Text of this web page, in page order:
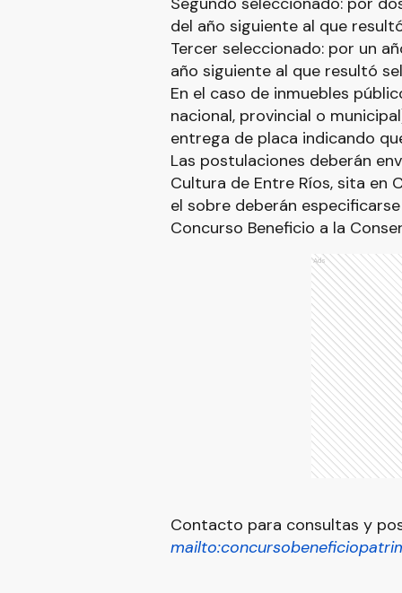
del año siguiente al que
Tercer seleccionado: por un
año siguiente al que resultó
En el caso de inmuebles
nacional, provincial o
entrega de placa indicando
Las postulaciones deberán
Cultura de Entre Ríos, sita en
el sobre deberán
Concurso Beneficio a la
Ads
Contacto para consultas y
mailto: